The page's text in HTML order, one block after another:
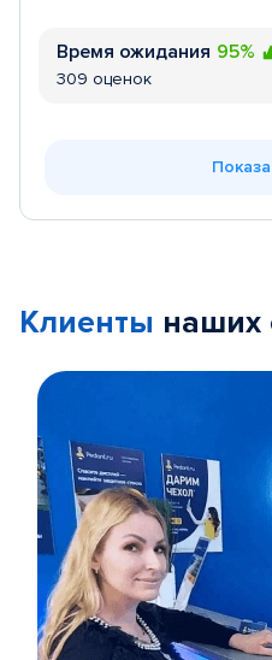
Время ожидания 95%
309 оценок
Клиенты наших